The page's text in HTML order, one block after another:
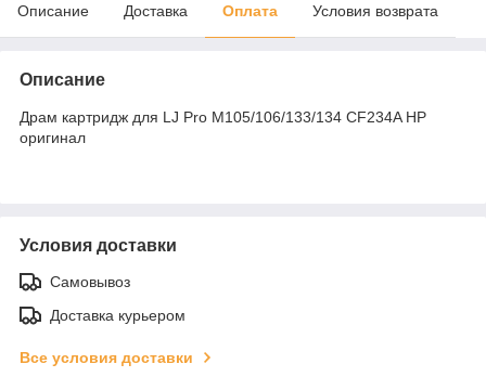
Описание Доставка Оплата Условия возврата
Описание
Драм картридж для LJ Pro M105/106/133/134 CF234A HP
оригинал
Условия доставки
Самовывоз
Доставка курьером
Все условия доставки